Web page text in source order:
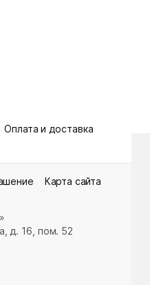
Оплата и доставка
Карта сайта
д. 16, пом. 52